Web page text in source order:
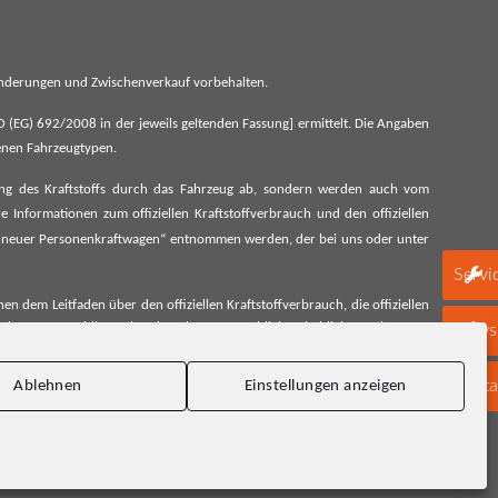
Ablehnen Einstellungen anzeigen
und Zwischenverkauf vorbehalten.
692/2008 in der jeweils geltenden Fassung] ermittelt. Die Angaben
Fahrzeugtypen.
des Kraftstoffs durch das Fahrzeug ab, sondern werden auch vom
Informationen zum offiziellen Kraftstoffverbrauch und den offiziellen
Personenkraftwagen“ entnommen werden, der bei uns oder unter
dem Leitfaden über den offiziellen Kraftstoffverbrauch, die offiziellen
Automobil Treuhand GmbH unentgeltlich erhältlich, sowie unter